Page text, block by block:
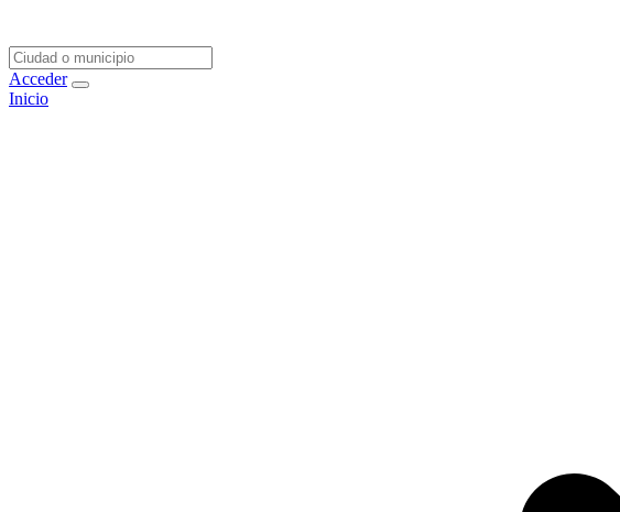
Acceder
Inicio